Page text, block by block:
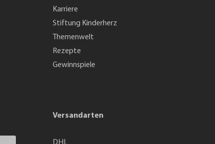
Karriere
Stiftung Kinderherz
Themenwelt
Rezepte
Gewinnspiele
Versandarten